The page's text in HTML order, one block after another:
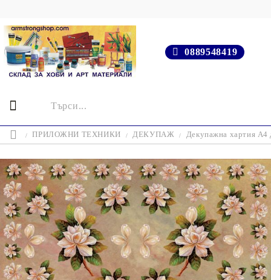
0889548419
ПРИЛОЖНИ ТЕХНИКИ ДЕКУПАЖ Декупажна хартия А4